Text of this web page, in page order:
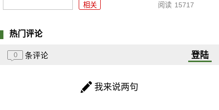
相关 阅读 15717
热门评论
0 条评论 登陆
我来说两句